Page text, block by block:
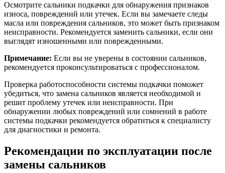
Осмотрите сальники подкачки для обнаружения признаков
износа, повреждений или утечек. Если вы замечаете следы
масла или повреждения сальников, это может быть признаком
неисправности. Рекомендуется заменить сальники, если они
выглядят изношенными или поврежденными.
Примечание: Если вы не уверены в состоянии сальников,
рекомендуется проконсультироваться с профессионалом.
Проверка работоспособности системы подкачки поможет
убедиться, что замена сальников является необходимой и
решит проблему утечек или неисправности. При
обнаружении любых повреждений или сомнений в работе
системы подкачки рекомендуется обратиться к специалисту
для диагностики и ремонта.
Рекомендации по эксплуатации после
замены сальников